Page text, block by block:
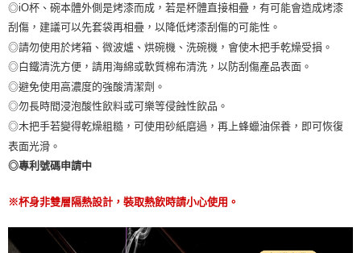
◎iO杯、碗本體外側是烤漆而成，若是杯體直接相疊，有可能會造成烤漆
刮傷，建議可以先套袋再相疊，以降低烤漆刮傷的可能性。
◎請勿使用於烤箱、微波爐、烘碗機、洗碗機，會使木把手乾燥受損。
◎白鐵清洗方便，請用海綿或軟質棉布清洗，以防刮傷產品表面。
◎避免使用高濃度的強酸清潔劑。
◎勿長時間浸泡酸性飲料或可樂等侵蝕性飲品。
◎木把手若變得乾燥粗糙，可使用砂紙磨過，再上蜂蠟油保養，即可恢復
表面光滑。
◎專利號碼申請中
※杯身非雙層隔熱設計，裝取熱飲時請小心使用。